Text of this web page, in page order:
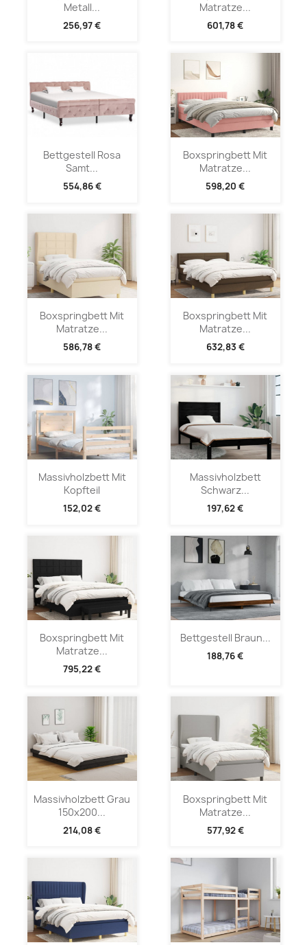
Metall...
256,97 €
Matratze...
601,78 €
Bettgestell Rosa
Samt...
554,86 €
Boxspringbett Mit
Matratze...
598,20 €
Boxspringbett Mit
Matratze...
586,78 €
Boxspringbett Mit
Matratze...
632,83 €
Massivholzbett Mit
Kopfteil
152,02 €
Massivholzbett
Schwarz...
197,62 €
Boxspringbett Mit
Matratze...
795,22 €
Bettgestell Braun...
188,76 €
Massivholzbett Grau
150x200...
214,08 €
Boxspringbett Mit
Matratze...
577,92 €